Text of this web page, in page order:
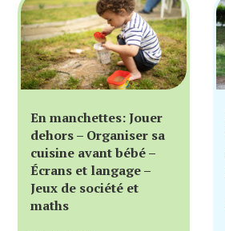
En manchettes: Jouer
dehors – Organiser sa
cuisine avant bébé –
Écrans et langage –
Jeux de société et
maths